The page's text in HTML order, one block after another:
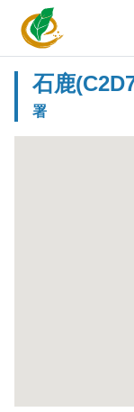
土石流及
石鹿
署